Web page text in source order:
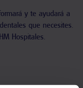
y te ayudará a
que necesites.
Hospitales.